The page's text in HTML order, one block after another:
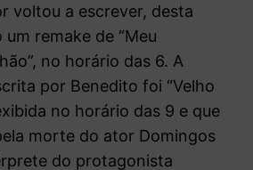
voltou a escrever, desta
remake de “Meu
no horário das 6. A
por Benedito foi “Velho
no horário das 9 e que
morte do ator Domingos
do protagonista